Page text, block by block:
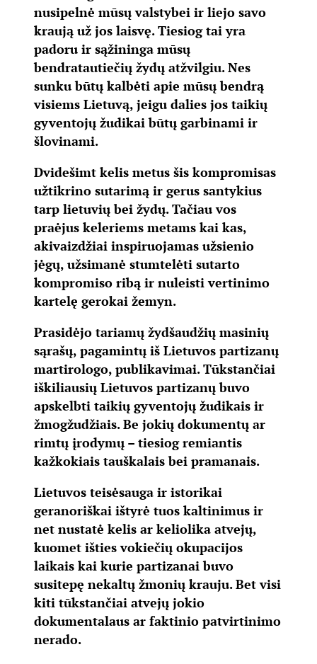
nusipelnė mūsų valstybei ir liejo savo
kraują už jos laisvę. Tiesiog tai yra
padoru ir sąžininga mūsų
bendratautiečių žydų atžvilgiu. Nes
sunku būtų kalbėti apie mūsų bendrą
visiems Lietuvą, jeigu dalies jos taikių
gyventojų žudikai būtų garbinami ir
šlovinami.
Dvidešimt kelis metus šis kompromisas
užtikrino sutarimą ir gerus santykius
tarp lietuvių bei žydų. Tačiau vos
praėjus keleriems metams kai kas,
akivaizdžiai inspiruojamas užsienio
jėgų, užsimanė stumtelėti sutarto
kompromiso ribą ir nuleisti vertinimo
kartelę gerokai žemyn.
Prasidėjo tariamų žydšaudžių masinių
sąrašų, pagamintų iš Lietuvos partizanų
martirologo, publikavimai. Tūkstančiai
iškiliausių Lietuvos partizanų buvo
apskelbti taikių gyventojų žudikais ir
žmogžudžiais. Be jokių dokumentų ar
rimtų įrodymų – tiesiog remiantis
kažkokiais tauškalais bei pramanais.
Lietuvos teisėsauga ir istorikai
geranoriškai ištyrė tuos kaltinimus ir
net nustatė kelis ar keliolika atvejų,
kuomet išties vokiečių okupacijos
laikais kai kurie partizanai buvo
susitepę nekaltų žmonių krauju. Bet visi
kiti tūkstančiai atvejų jokio
dokumentalaus ar faktinio patvirtinimo
nerado.